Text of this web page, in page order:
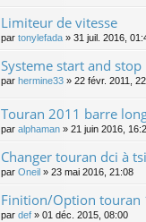
Limiteur de vitesse
par tonylefada » 31 juil. 2016,
Systeme start and stop
par hermine33 » 22 févr. 2011,
Touran 2011 barre
par alphaman » 21 juin 2016,
Changer touran dci à tsi
par Oneil » 23 mai 2016, 21:08
Finition/Option touran
par def » 01 déc. 2015, 08:00